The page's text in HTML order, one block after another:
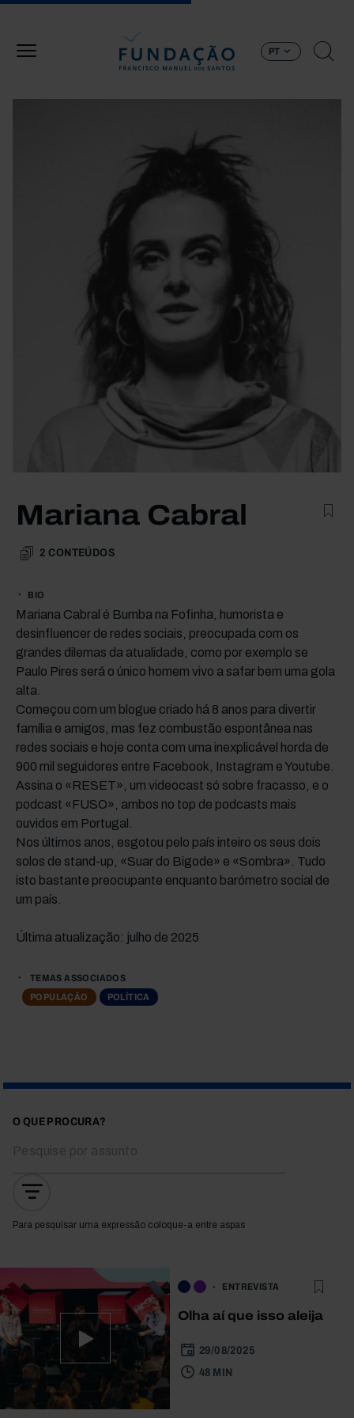
PT
Mariana Cabral
2 CONTEÚDOS
BIO
Mariana Cabral é Bumba na Fofinha, humorista e
desinfluencer de redes sociais, preocupada com os
grandes dilemas da atualidade, como por exemplo se
Paulo Pires será o único homem vivo a safar bem uma gola
alta.
Começou com um blogue criado há 8 anos para divertir
família e amigos, mas fez combustão espontânea nas
redes sociais e hoje conta com uma inexplicável horda de
900 mil seguidores entre Facebook, Instagram e Youtube.
Assina o «RESET», um videocast só sobre fracasso, e o
podcast «FUSO», ambos no top de podcasts mais
ouvidos em Portugal.
Nos últimos anos, esgotou pelo país inteiro os seus dois
solos de stand-up, «Suar do Bigode» e «Sombra». Tudo
isto bastante preocupante enquanto barómetro social de
um país.
Última atualização: julho de 2025
TEMAS ASSOCIADOS
POPULAÇÃO
POLÍTICA
O QUE PROCURA?
Para pesquisar uma expressão coloque-a entre aspas
ENTREVISTA
Olha aí que isso aleija
29/08/2025
48 MIN